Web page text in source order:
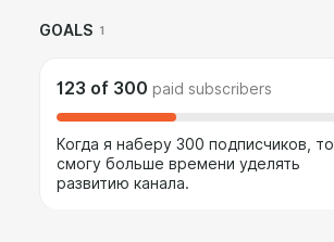
GOALS 1
123 of 300 paid subscribers
Когда я наберу 300 подписчиков, то
смогу больше времени уделять
развитию канала.